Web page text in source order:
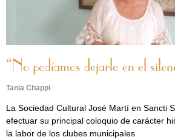
“No podíamos dejarlo en el
Tania Chappi
La Sociedad Cultural José Martí en Sancti
efectuar su principal coloquio de carácter
la labor de los clubes municipales